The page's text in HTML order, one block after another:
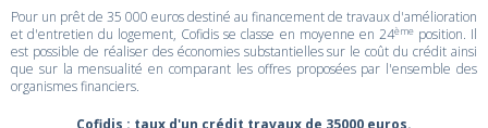
Pour un prêt de 35 000 euros destiné au financement de travaux d'amélioration
et d'entretien du logement, Cofidis se classe en moyenne en 24èmeposition. Il
est possible de réaliser des économies substantielles sur le coût du crédit ainsi
que sur la mensualité en comparant les offres proposées par l'ensemble des
organismes financiers.
Cofidis : taux d'un crédit travaux de 35000 euros.